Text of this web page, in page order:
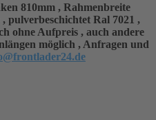
810mm , Rahmenbreite
pulverbeschichtet Ral 7021 ,
ohne Aufpreis , auch andere
möglich , Anfragen und